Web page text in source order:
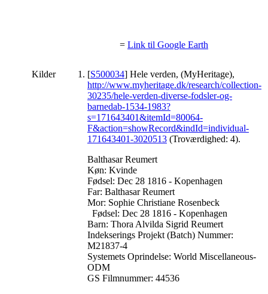
= Link til Google Earth
Kilder [S500034] Hele verden, (MyHeritage),
http://www.myheritage.dk/research/collection-
30235/hele-verden-diverse-fodsler-og-
barnedab-1534-1983?
s=171643401&itemId=80064-
F&action=showRecord&indId=individual-
171643401-3020513 (Troværdighed: 4).
Balthasar Reumert
Køn: Kvinde
Fødsel: Dec 28 1816 - Kopenhagen
Far: Balthasar Reumert
Mor: Sophie Christiane Rosenbeck
Fødsel: Dec 28 1816 - Kopenhagen
Barn: Thora Alvilda Sigrid Reumert
Indekserings Projekt (Batch) Nummer:
M21837-4
Systemets Oprindelse: World Miscellaneous-
ODM
GS Filmnummer: 44536